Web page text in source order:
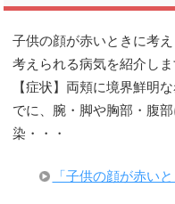
子供の顔が赤いときに考
考えられる病気を紹介し
【症状】両頬に境界鮮明
でに、腕・脚や胸部・腹
染・・・
「子供の顔が赤い